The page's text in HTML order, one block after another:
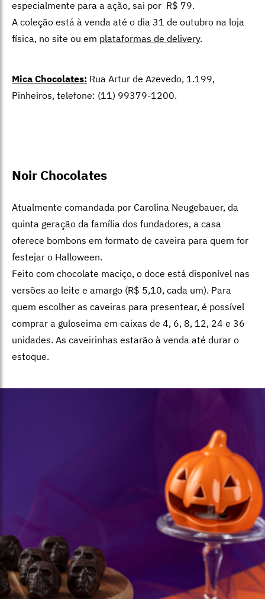
especialmente para a ação, sai por R$ 79.
A coleção está à venda até o dia 31 de outubro na loja
física, no site ou em plataformas de delivery.
Mica Chocolates: Rua Artur de Azevedo, 1.199,
Pinheiros, telefone: (11) 99379-1200.
Noir Chocolates
Atualmente comandada por Carolina Neugebauer, da
quinta geração da família dos fundadores, a casa
oferece bombons em formato de caveira para quem for
festejar o Halloween.
Feito com chocolate maciço, o doce está disponível nas
versões ao leite e amargo (R$ 5,10, cada um). Para
quem escolher as caveiras para presentear, é possível
comprar a guloseima em caixas de 4, 6, 8, 12, 24 e 36
unidades. As caveirinhas estarão à venda até durar o
estoque.